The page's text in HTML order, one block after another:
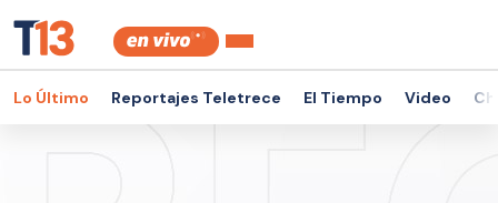
Lo Último Reportajes Teletrece El Tiempo Video